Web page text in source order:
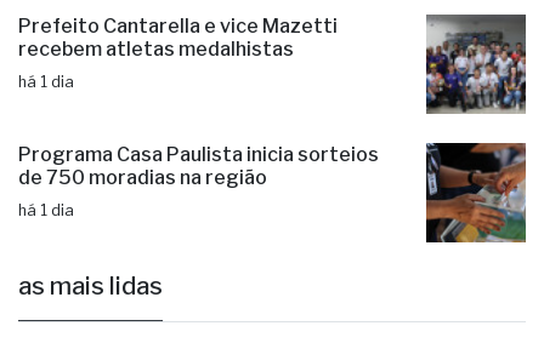
Prefeito Cantarella e vice Mazetti
recebem atletas medalhistas
há 1 dia
Programa Casa Paulista inicia sorteios
de 750 moradias na região
há 1 dia
as mais lidas